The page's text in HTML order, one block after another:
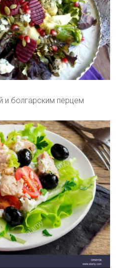
и болгарским перцем